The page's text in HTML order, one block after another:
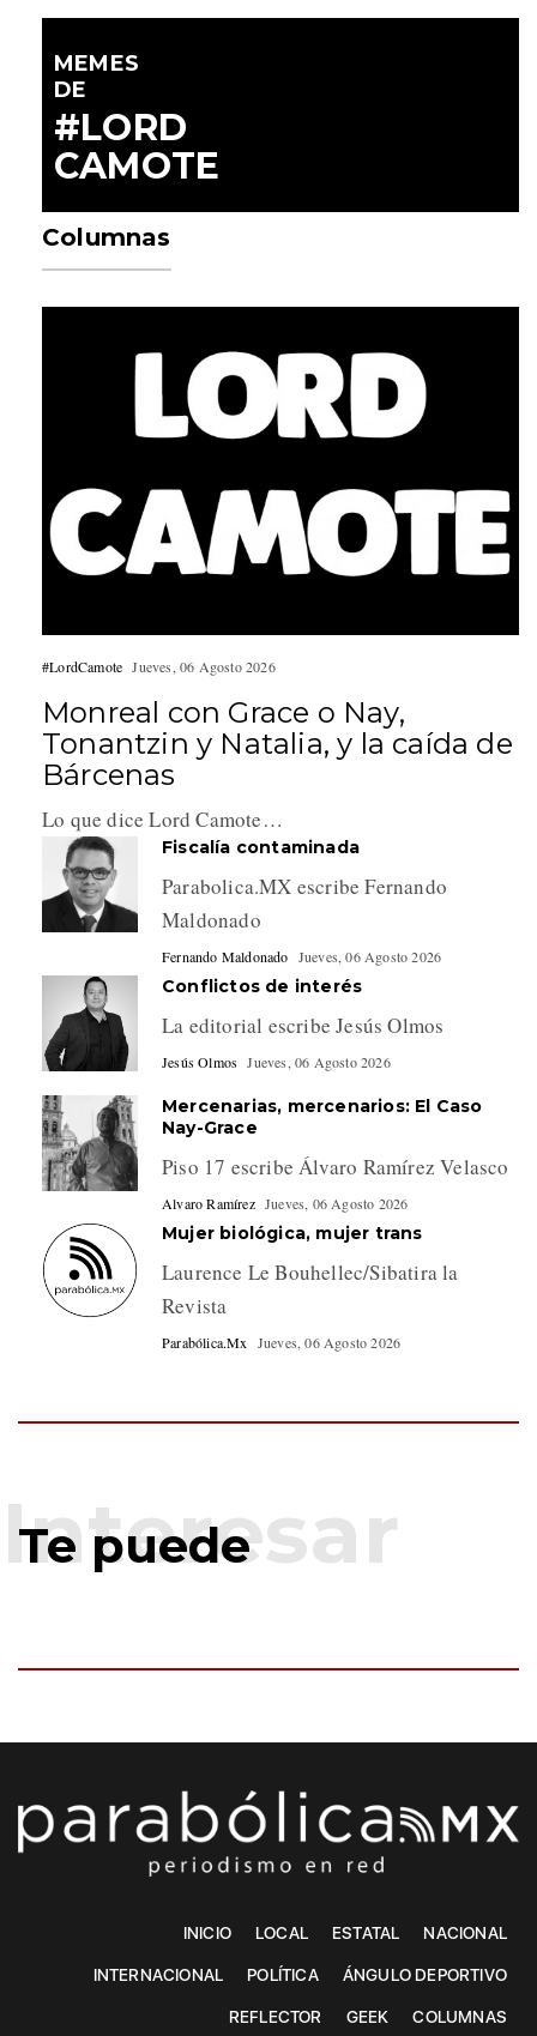
MEMES
DE
#LORD
CAMOTE
Columnas
#LordCamote Jueves, 06 Agosto 2026
Monreal con Grace o Nay,
Tonantzin y Natalia, y la caída de
Bárcenas
Lo que dice Lord Camote…
Fiscalía contaminada
Parabolica.MX escribe Fernando
Maldonado
Fernando Maldonado Jueves, 06 Agosto 2026
Conflictos de interés
La editorial escribe Jesús Olmos
Jesús Olmos Jueves, 06 Agosto 2026
Mercenarias, mercenarios: El Caso
Nay-Grace
Piso 17 escribe Álvaro Ramírez Velasco
Alvaro Ramírez Jueves, 06 Agosto 2026
Mujer biológica, mujer trans
Laurence Le Bouhellec/Sibatira la
Revista
Parabólica.Mx Jueves, 06 Agosto 2026
Te puede
INICIO LOCAL ESTATAL NACIONAL
INTERNACIONAL POLÍTICA ÁNGULO DEPORTIVO
REFLECTOR GEEK COLUMNAS